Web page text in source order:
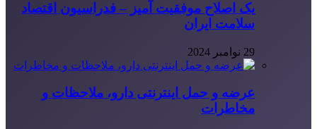
یک اصلاح موفقیت آمیز – فدراسیون اقتصاد
سلامت ایران
29 نوامبر 2024
عرضه و حمل اینترنتی دارو، ملاحظات و
مخاطرات